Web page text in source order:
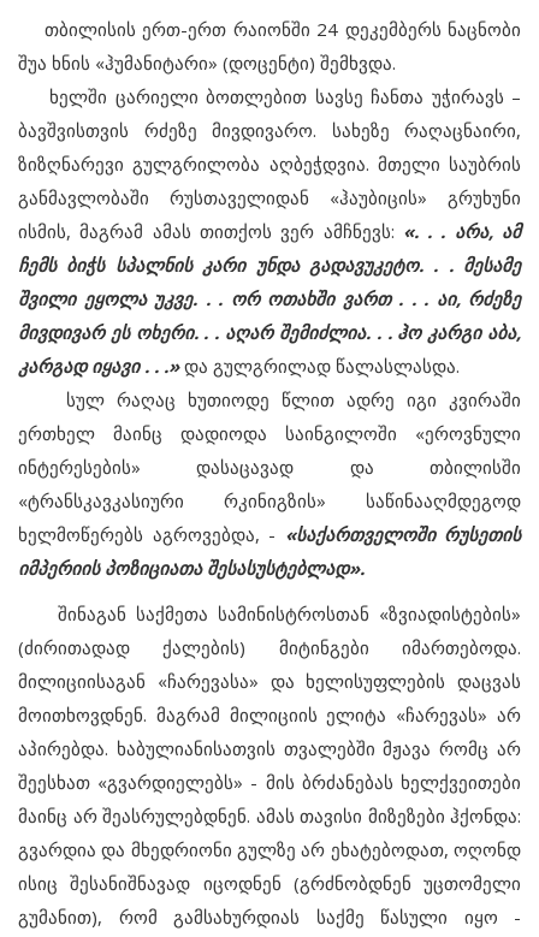
თბილისის ერთ-ერთ რაიონში 24 დეკემბერს ნაცნობი
შუა ხნის «ჰუმანიტარი» (დოცენტი) შემხვდა.
ხელში ცარიელი ბოთლებით სავსე ჩანთა უჭირავს –
ბავშვისთვის რძეზე მივდივარო. სახეზე რაღაცნაირი,
ზიზღნარევი გულგრილობა აღბეჭდვია. მთელი საუბრის
განმავლობაში რუსთაველიდან «ჰაუბიცის» გრუხუნი
ისმის, მაგრამ ამას თითქოს ვერ ამჩნევს: «. . . არა, ამ
ჩემს ბიჭს სპალნის კარი უნდა გადავუკეტო. . . მესამე
შვილი ეყოლა უკვე. . . ორ ოთახში ვართ . . . აი, რძეზე
მივდივარ ეს ოხერი. . . აღარ შემიძლია. . . ჰო კარგი აბა,
კარგად იყავი . . .»და გულგრილად წალასლასდა.
სულ რაღაც ხუთიოდე წლით ადრე იგი კვირაში
ერთხელ მაინც დადიოდა საინგილოში «ეროვნული
ინტერესების» დასაცავად და თბილისში
«ტრანსკავკასიური რკინიგზის» საწინააღმდეგოდ
ხელმოწერებს აგროვებდა, - «საქართველოში რუსეთის
იმპერიის პოზიციათა შესასუსტებლად».
შინაგან საქმეთა სამინისტროსთან «ზვიადისტების»
(ძირითადად ქალების) მიტინგები იმართებოდა.
მილიციისაგან «ჩარევასა» და ხელისუფლების დაცვას
მოითხოვდნენ. მაგრამ მილიციის ელიტა «ჩარევას» არ
აპირებდა. ხაბულიანისათვის თვალებში მჟავა რომც არ
შეესხათ «გვარდიელებს» - მის ბრძანებას ხელქვეითები
მაინც არ შეასრულებდნენ. ამას თავისი მიზეზები ჰქონდა:
გვარდია და მხედრიონი გულზე არ ეხატებოდათ, ოღონდ
ისიც შესანიშნავად იცოდნენ (გრძნობდნენ უცთომელი
გუმანით), რომ გამსახურდიას საქმე წასული იყო -